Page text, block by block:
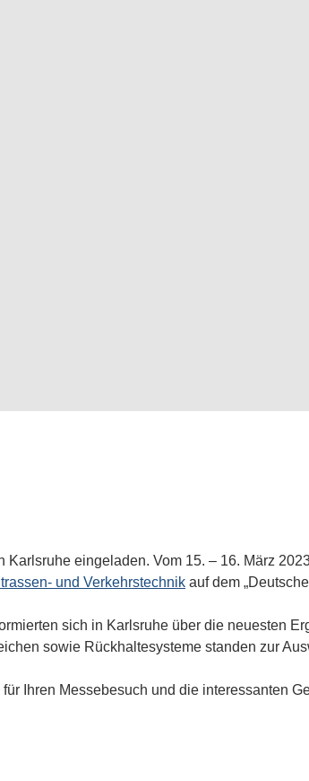
eingeladen. Vom 15. – 16. März
und Verkehrstechnik auf dem
sich in Karlsruhe über die neuesten
sowie Rückhaltesysteme standen zur
Ihren Messebesuch und die interessanten